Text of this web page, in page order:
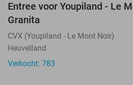
Entree voor Youpiland - Le
Granita
CVX (Youpiland - Le Mont Noir)
Heuvelland
Verkocht: 783